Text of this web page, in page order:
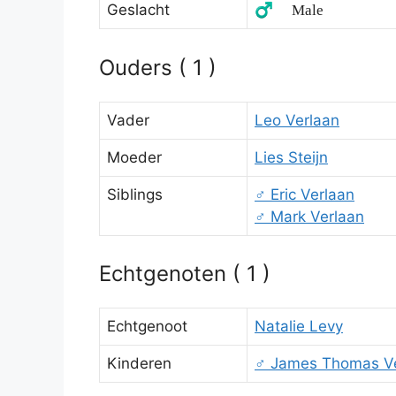
Geslacht ♂️ Male
Ouders ( 1 )
Vader Leo Verlaan
Moeder Lies Steijn
Siblings ♂️ Eric Verlaan
♂️ Mark Verlaan
Echtgenoten ( 1 )
Echtgenoot Natalie Levy
Kinderen ♂️ James Thomas